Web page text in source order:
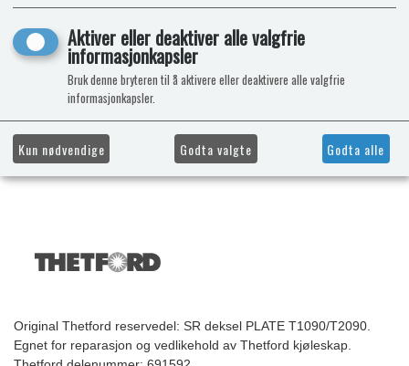
Original Thetford reservedel: SR deksel PLATE T1090/T2090.
Egnet for reparasjon og vedlikehold av Thetford kjøleskap.
Aktiver eller deaktiver alle valgfrie
informasjonkapsler
Bruk denne bryteren til å aktivere eller deaktivere alle valgfrie
informasjonkapsler.
Kun nødvendige Godta valgte Godta alle